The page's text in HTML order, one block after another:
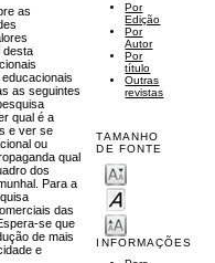
Por
Edição
Por
Autor
Por
título
Outras
revistas
TAMANHO
DE FONTE
INFORMAÇÕES
as
desta
as seguintes
qual é a
e ver se
ou
qual
dos
Para a
das
se que
de mais
e